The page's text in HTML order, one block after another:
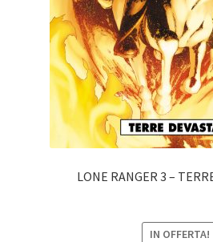
LONE RANGER 3 –
IN OFFERTA!